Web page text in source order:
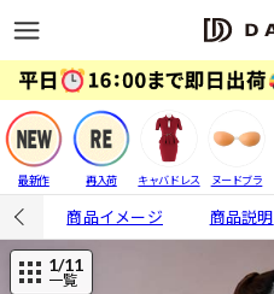
最新作 再入荷 キャバドレス ヌードブラ
商品イメージ 商品説明
1/11
一覧